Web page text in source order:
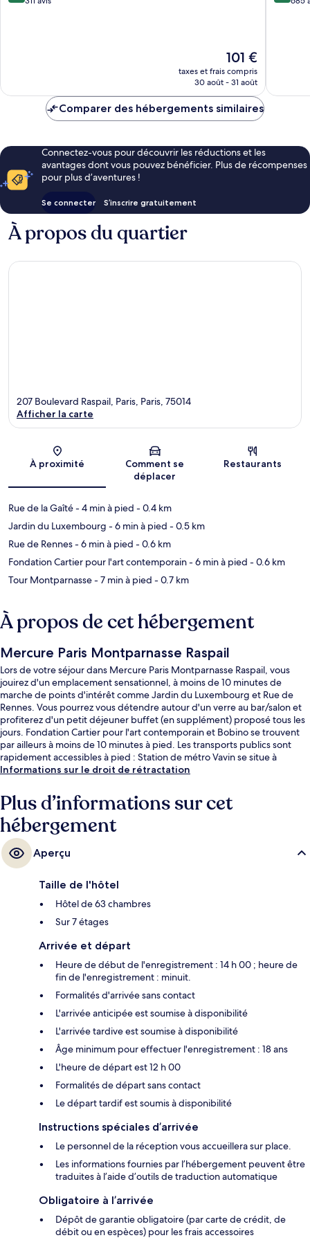
Le
nouveau
prix
de
101 €
taxes et frais compris
30 août - 31 août
Comparer des hébergements similaires
Connectez-vous pour découvrir les réductions et les
avantages dont vous pouvez bénéficier. Plus de récompenses
pour plus d’aventures !
Se connecter S’inscrire gratuitement
À propos du quartier
Carte
207 Boulevard Raspail, Paris, Paris, 75014
Afficher la carte
À proximité
Comment se
déplacer
Restaurants
Rue de la Gaîté- 4 min à pied - 0.4 km
Jardin du Luxembourg - 6 min à pied - 0.5 km
Rue de Rennes- 6 min à pied - 0.6 km
Fondation Cartier pour l'art contemporain- 6 min à pied - 0.6 km
Tour Montparnasse- 7 min à pied - 0.7 km
À propos de cet hébergement
Mercure Paris Montparnasse Raspail
Lors de votre séjour dans Mercure Paris Montparnasse Raspail, vous
jouirez d'un emplacement sensationnel, à moins de 10 minutes de
marche de points d'intérêt comme Jardin du Luxembourg et Rue de
Rennes. Vous pourrez vous détendre autour d'un verre au bar/salon et
profiterez d'un petit déjeuner buffet (en supplément) proposé tous les
jours. Fondation Cartier pour l'art contemporain et Bobino se trouvent
par ailleurs à moins de 10 minutes à pied. Les transports publics sont
rapidement accessibles à pied : Station de métro Vavin se situe à
quelques pas et Station de métro Raspail, à 3 min de marche à peine.
Informations sur le droit de rétractation
Plus d’informations sur cet
hébergement
Aperçu
Taille de l'hôtel
Hôtel de 63 chambres
Sur 7 étages
Arrivée et départ
Heure de début de l'enregistrement : 14 h 00 ; heure de
fin de l'enregistrement : minuit.
Formalités d'arrivée sans contact
L'arrivée anticipée est soumise à disponibilité
L'arrivée tardive est soumise à disponibilité
Âge minimum pour effectuer l'enregistrement : 18 ans
L'heure de départ est 12 h 00
Formalités de départ sans contact
Le départ tardif est soumis à disponibilité
Instructions spéciales d’arrivée
Le personnel de la réception vous accueillera sur place.
Les informations fournies par l’hébergement peuvent être
traduites à l’aide d’outils de traduction automatique
Obligatoire à l’arrivée
Dépôt de garantie obligatoire (par carte de crédit, de
débit ou en espèces) pour les frais accessoires